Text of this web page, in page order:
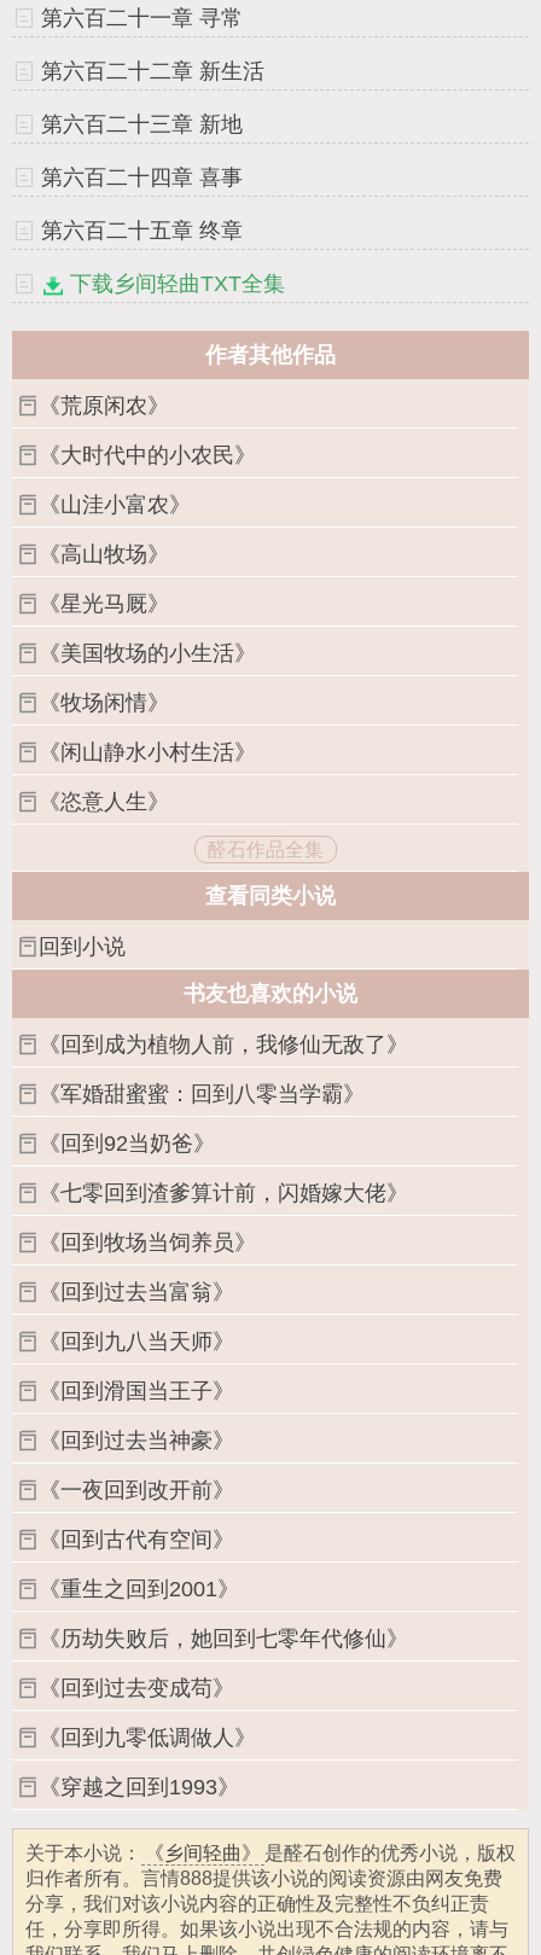
第六百二十一章 寻常
第六百二十二章 新生活
第六百二十三章 新地
第六百二十四章 喜事
第六百二十五章 终章
下载乡间轻曲TXT全集
作者其他作品
《荒原闲农》
《大时代中的小农民》
《山洼小富农》
《高山牧场》
《星光马厩》
《美国牧场的小生活》
《牧场闲情》
《闲山静水小村生活》
《恣意人生》
醛石作品全集
查看同类小说
回到小说
书友也喜欢的小说
《回到成为植物人前，我修仙无敌了》
《军婚甜蜜蜜：回到八零当学霸》
《回到92当奶爸》
《七零回到渣爹算计前，闪婚嫁大佬》
《回到牧场当饲养员》
《回到过去当富翁》
《回到九八当天师》
《回到滑国当王子》
《回到过去当神豪》
《一夜回到改开前》
《回到古代有空间》
《重生之回到2001》
《历劫失败后，她回到七零年代修仙》
《回到过去变成苟》
《回到九零低调做人》
《穿越之回到1993》
关于本小说： 《乡间轻曲》
是醛石创作的优秀小说，版权
归作者所有。言情888提供该小说的阅读资源由网友免费
分享，我们对该小说内容的正确性及完整性不负纠正责
任，分享即所得。如果该小说出现不合法规的内容，请与